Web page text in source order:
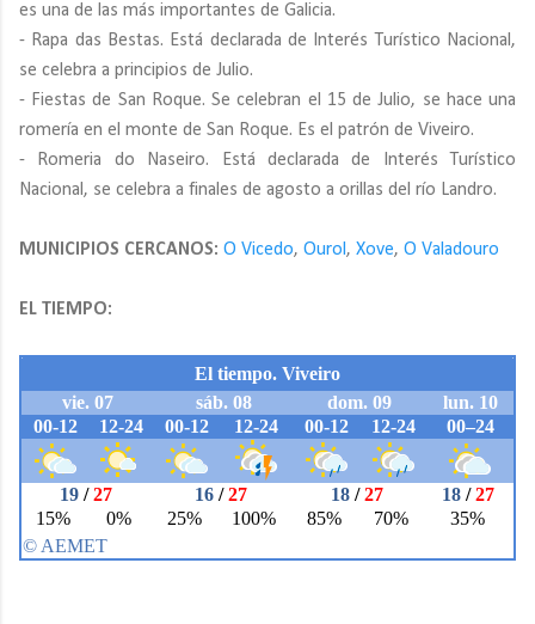
es una de las más importantes de Galicia.
- Rapa das Bestas. Está declarada de Interés Turístico Nacional,
se celebra a principios de Julio.
- Fiestas de San Roque. Se celebran el 15 de Julio, se hace una
romería en el monte de San Roque. Es el patrón de Viveiro.
- Romeria do Naseiro. Está declarada de Interés Turístico
Nacional, se celebra a finales de agosto a orillas del río Landro.
MUNICIPIOS CERCANOS: O Vicedo, Ourol , Xove, O Valadouro
EL TIEMPO: